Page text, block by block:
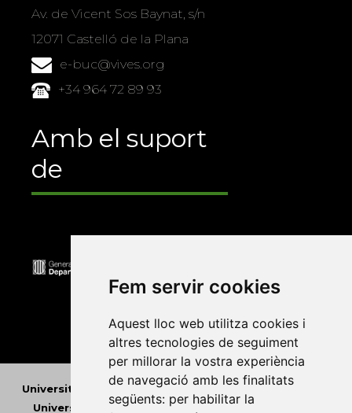
Fem servir cookies
Aquest lloc web utilitza cookies i
altres tecnologies de seguiment
per millorar la vostra experiència
de navegació amb les finalitats
següents: per habilitar la
Av. de Vicent Sos Baynat, s/n
12071 Castelló de la Plana
e-buc@vives.org
+34 964 72 89 93
Amb el suport
de
Universitat Abat Oliba CEU•Universitat d'Alacant
Universitat d'Andorra•Universitat Autònoma de